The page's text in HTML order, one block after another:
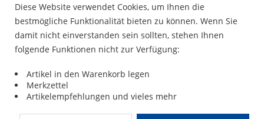
SEITENSCHEIBE HINTEN LINKS
Diese Website verwendet Cookies, um Ihnen die
bestmögliche Funktionalität bieten zu können. Wenn Sie
damit nicht einverstanden sein sollten, stehen Ihnen
folgende Funktionen nicht zur Verfügung:
Artikel in den Warenkorb legen
Merkzettel
Artikelempfehlungen und vieles mehr